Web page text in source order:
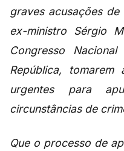
graves acusações
ex-ministro Sérgio
Congresso
República, tomarem
urgentes para
circunstâncias de
Que o processo de